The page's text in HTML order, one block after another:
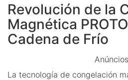
Revolución de la
Magnética
Cadena de Frío
Anúncios
La tecnología de congelación